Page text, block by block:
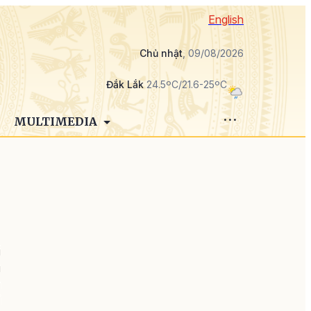
English
Chủ nhật, 09/08/2026
Đắk Lắk24.5ºC/21.6-25ºC
MULTIMEDIA